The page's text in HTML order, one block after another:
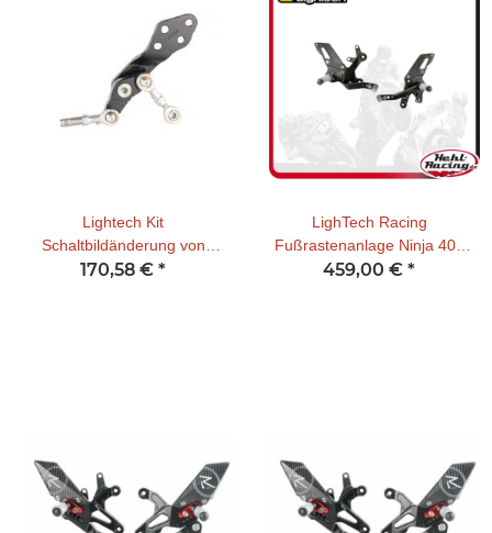
Lightech Kit
Schaltbildänderung von
Standard in Umkehr für Mod.
170,58 € *
LighTech Racing
Fußrastenanlage Ninja 400
18- / Ninja 500 24- (inkl. ABE
459,00 € *